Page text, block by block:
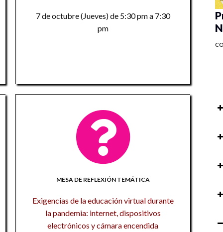
7 de octubre (Jueves) de 5:30 pm a 7:30
pm
MESA DE REFLEXIÓN TEMÁTICA
Exigencias de la educación virtual durante
la pandemia: internet, dispositivos
electrónicos y cámara encendida